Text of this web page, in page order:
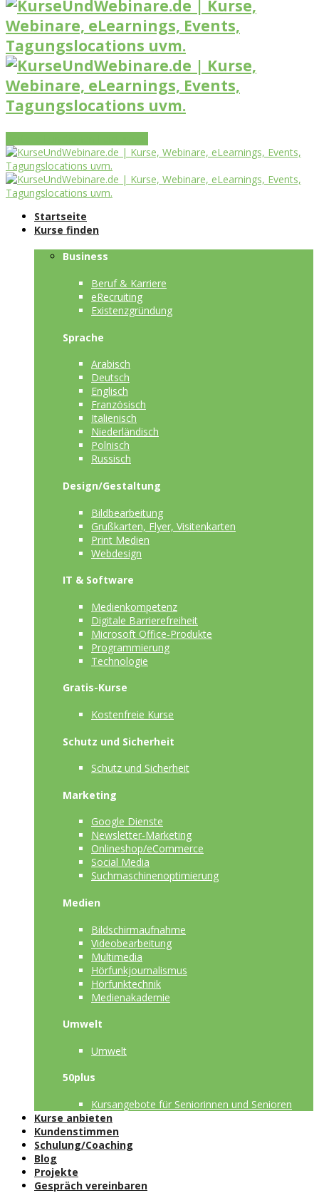
Startseite
Kurse finden
Business
Beruf & Karriere
eRecruiting
Existenzgründung
Sprache
Arabisch
Deutsch
Englisch
Französisch
Italienisch
Niederländisch
Polnisch
Russisch
Design/Gestaltung
Bildbearbeitung
Grußkarten, Flyer, Visitenkarten
Print Medien
Webdesign
IT & Software
Medienkompetenz
Digitale Barrierefreiheit
Microsoft Office-Produkte
Programmierung
Technologie
Gratis-Kurse
Kostenfreie Kurse
Schutz und Sicherheit
Schutz und Sicherheit
Marketing
Google Dienste
Newsletter-Marketing
Onlineshop/eCommerce
Social Media
Suchmaschinenoptimierung
Medien
Bildschirmaufnahme
Videobearbeitung
Multimedia
Hörfunkjournalismus
Hörfunktechnik
Medienakademie
Umwelt
Umwelt
50plus
Kursangebote für Seniorinnen und Senioren
Kurse anbieten
Kundenstimmen
Schulung/Coaching
Blog
Projekte
Gespräch vereinbaren